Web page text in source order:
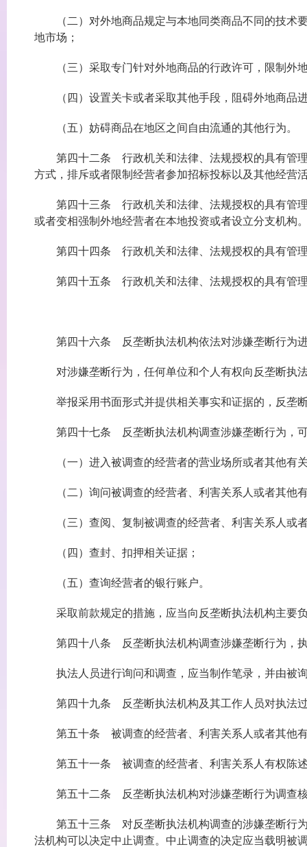
（二）对外地商品规定与本地同类商品不同的技术要
地市场；
（三）采取专门针对外地商品的行政许可，限制外
（四）设置关卡或者采取其他手段，阻碍外地商品
（五）妨碍商品在地区之间自由流通的其他行为。
第四十二条 行政机关和法律、法规授权的具有管理
方式，排斥或者限制经营者参加招标投标以及其他经营
第四十三条 行政机关和法律、法规授权的具有管理
或者变相强制外地经营者在本地投资或者设立分支机构
第四十四条 行政机关和法律、法规授权的具有管理
第四十五条 行政机关和法律、法规授权的具有管理
第四十六条 反垄断执法机构依法对涉嫌垄断行为
对涉嫌垄断行为，任何单位和个人有权向反垄断执
举报采用书面形式并提供相关事实和证据的，反垄
第四十七条 反垄断执法机构调查涉嫌垄断行为，可
（一）进入被调查的经营者的营业场所或者其他有
（二）询问被调查的经营者、利害关系人或者其他
（三）查阅、复制被调查的经营者、利害关系人或者
（四）查封、扣押相关证据；
（五）查询经营者的银行账户。
采取前款规定的措施，应当向反垄断执法机构主要
第四十八条 反垄断执法机构调查涉嫌垄断行为，执
执法人员进行询问和调查，应当制作笔录，并由被
第四十九条 反垄断执法机构及其工作人员对执法过
第五十条 被调查的经营者、利害关系人或者其他有
第五十一条 被调查的经营者、利害关系人有权陈述
第五十二条 反垄断执法机构对涉嫌垄断行为调查核
第五十三条 对反垄断执法机构调查的涉嫌垄断行为
法机构可以决定中止调查。中止调查的决定应当载明被